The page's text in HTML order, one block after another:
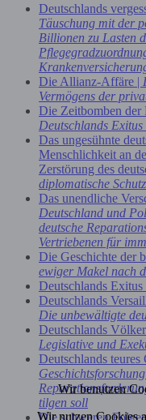
Deutschlands
Täuschung mit der
Billionen zu Lasten
Die Allianz-Affäre |
Vermögens der
Die Zeitbomben der
Deutschlands Exitus
Das ungesühnte
Menschlichkeit an
Zerstörung des
diplomatische
Das unendliche
Deutschland und
deutsche
Vertriebenen für
Die Geschichte der
ewiger Makel nach
Deutschlands Exitus
Deutschlands
Die unbewältigte
Deutschlands
Legislative und
Deutschlands teures
tilgen soll
Die schweren
Wir benutzen
Wir nutzen Cookies